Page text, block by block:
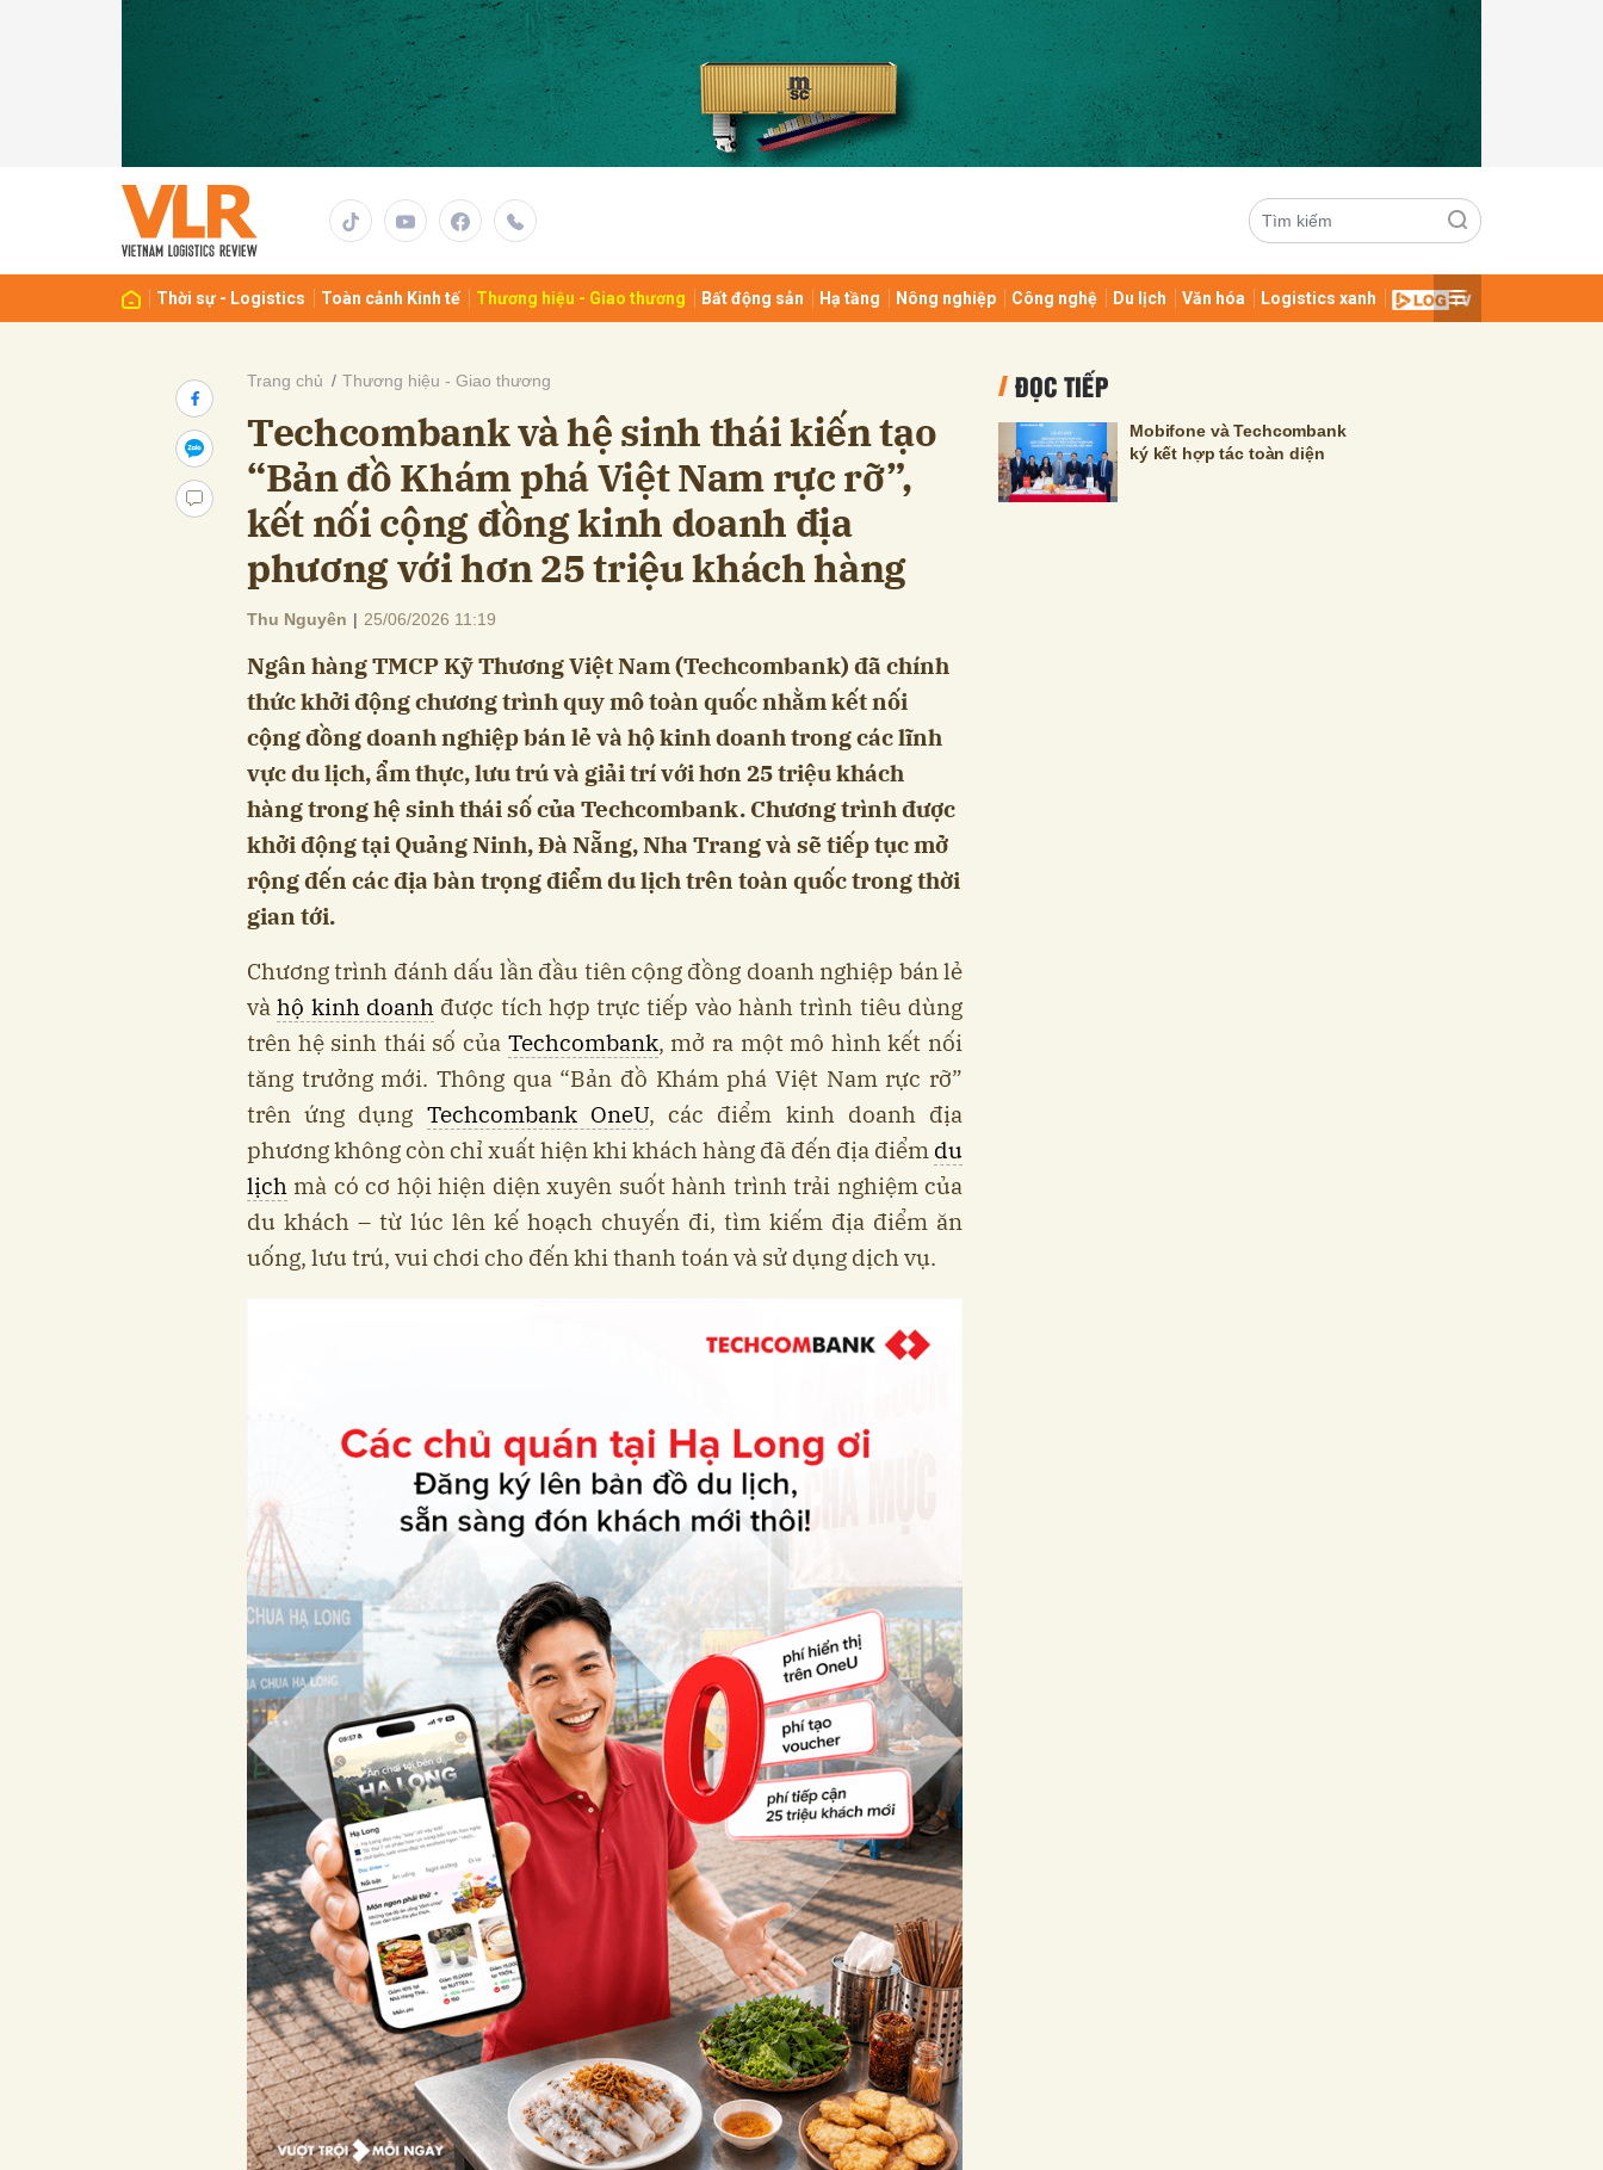
Thời sự - Logistics Toàn cảnh Kinh tế Thương hiệu - Giao thương Bất động sản Hạ tầng Nông nghiệp Công nghệ Du lịch Văn hóa Logistics xanh
Trang chủ Thương hiệu - Giao thương
Techcombank và hệ sinh thái kiến tạo
“Bản đồ Khám phá Việt Nam rực rỡ”,
kết nối cộng đồng kinh doanh địa
phương với hơn 25 triệu khách hàng
Thu Nguyên | 25/06/2026 11:19
Ngân hàng TMCP Kỹ Thương Việt Nam (Techcombank) đã chính
thức khởi động chương trình quy mô toàn quốc nhằm kết nối
cộng đồng doanh nghiệp bán lẻ và hộ kinh doanh trong các lĩnh
vực du lịch, ẩm thực, lưu trú và giải trí với hơn 25 triệu khách
hàng trong hệ sinh thái số của Techcombank. Chương trình được
khởi động tại Quảng Ninh, Đà Nẵng, Nha Trang và sẽ tiếp tục mở
rộng đến các địa bàn trọng điểm du lịch trên toàn quốc trong thời
gian tới.
Chương trình đánh dấu lần đầu tiên cộng đồng doanh nghiệp bán lẻ
vàhộ kinh doanhđược tích hợp trực tiếp vào hành trình tiêu dùng
trên hệ sinh thái số của Techcombank, mở ra một mô hình kết nối
tăng trưởng mới. Thông qua “Bản đồ Khám phá Việt Nam rực rỡ”
trên ứng dụng Techcombank OneU, các điểm kinh doanh địa
phương không còn chỉ xuất hiện khi khách hàng đã đến địa điểm du
lịch mà có cơ hội hiện diện xuyên suốt hành trình trải nghiệm của
du khách – từ lúc lên kế hoạch chuyến đi, tìm kiếm địa điểm ăn
uống, lưu trú, vui chơi cho đến khi thanh toán và sử dụng dịch vụ.
ĐỌC TIẾP
Mobifone và Techcombank
ký kết hợp tác toàn diện
Gửi bình luận